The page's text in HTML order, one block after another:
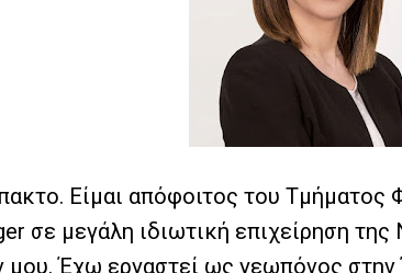
Είμαι απόφοιτος του
σε μεγάλη ιδιωτική επιχείρηση
μου. Έχω εργαστεί ως γεωπόνος